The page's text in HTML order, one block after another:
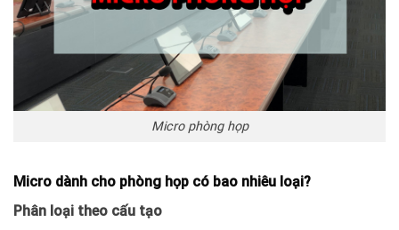
Micro phòng họp
Micro dành cho phòng họp có bao nhiêu loại?
Phân loại theo cấu tạo